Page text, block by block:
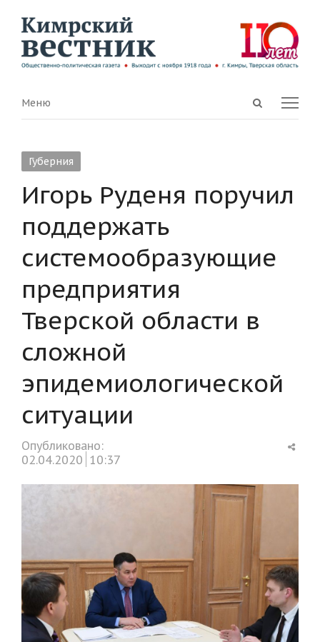
Open
Menu
Меню
Губерния
Игорь Руденя поручил
поддержать
системообразующие
предприятия
Тверской области в
сложной
эпидемиологической
ситуации
Опубликовано:
02.04.2020 10:37